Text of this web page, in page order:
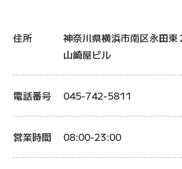
住所
神奈川県横浜市南区永田東
山崎屋ビル
電話番号 045-742-5811
営業時間 08:00-23:00